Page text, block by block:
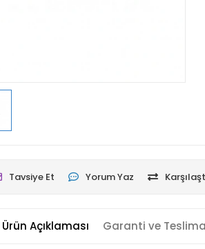
Tavsiye Et Yorum Yaz
Ürün Açıklaması Garanti ve